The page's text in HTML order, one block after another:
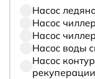
Насос
Насос
Насос
Насос воды
Насос